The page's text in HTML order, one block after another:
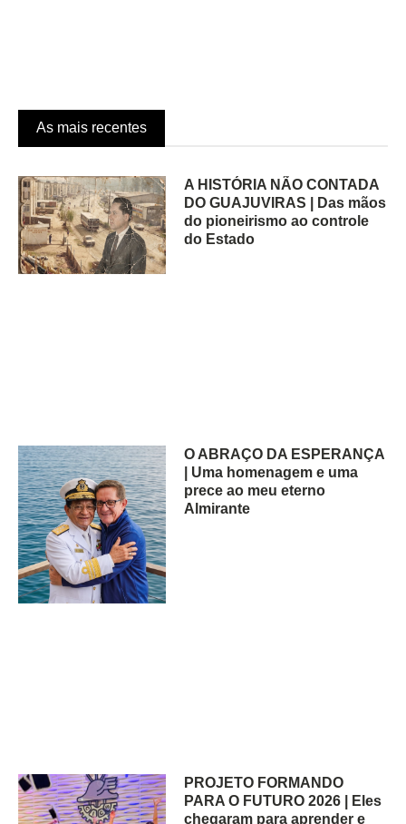
As mais recentes
A HISTÓRIA NÃO CONTADA
DO GUAJUVIRAS | Das mãos
do pioneirismo ao controle
do Estado
O ABRAÇO DA ESPERANÇA
| Uma homenagem e uma
prece ao meu eterno
Almirante
PROJETO FORMANDO
PARA O FUTURO 2026 | Eles
chegaram para aprender e